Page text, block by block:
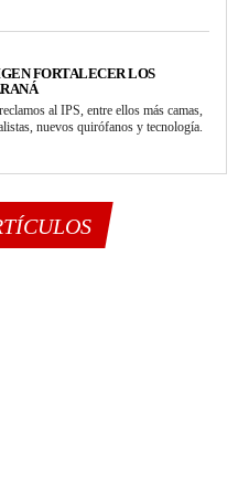
FORTALECER LOS
al IPS, entre ellos más camas,
nuevos quirófanos y tecnología.